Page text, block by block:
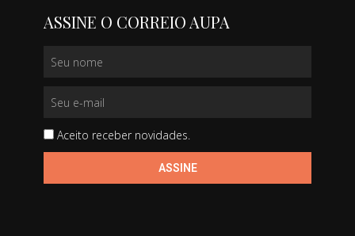
ASSINE O CORREIO AUPA
Aceito receber novidades.
ASSINE